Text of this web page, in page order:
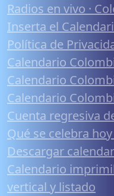
Radios en vivo ·
Inserta el
Política de
Calendario
Calendario
Calendario
Cuenta regresiva
Qué se celebra
Descargar
Calendario
vertical y listado